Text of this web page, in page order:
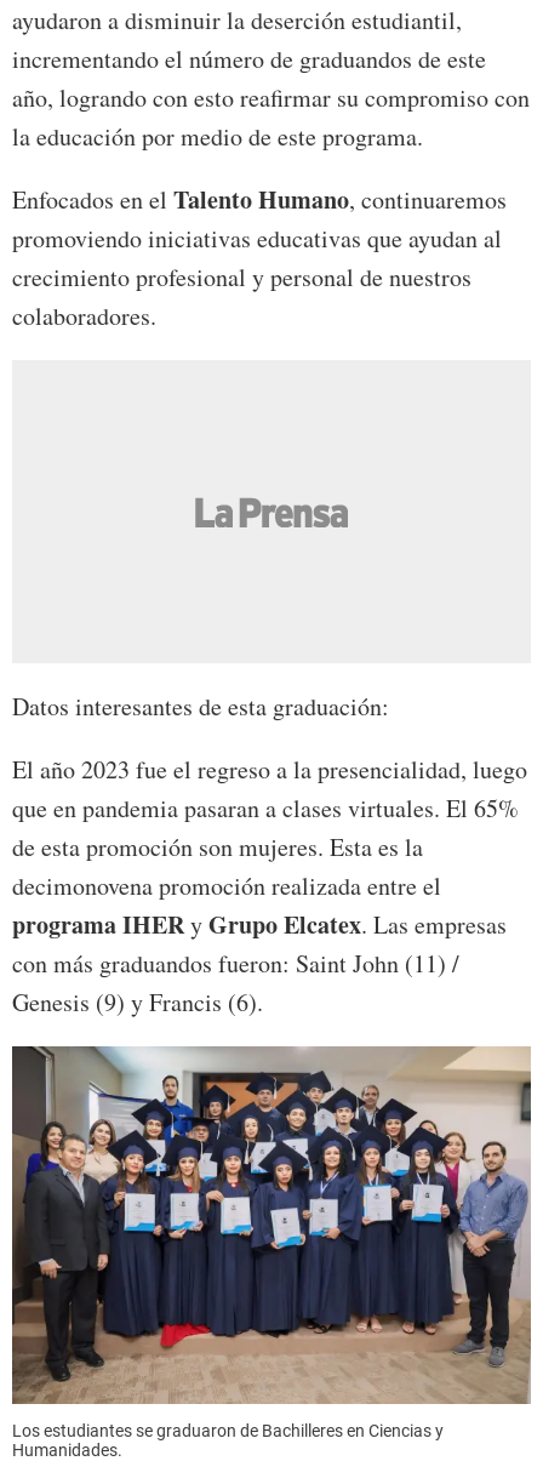
ayudaron a disminuir la deserción estudiantil,
incrementando el número de graduandos de este
año, logrando con esto reafirmar su compromiso con
la educación por medio de este programa.
Enfocados en el Talento Humano, continuaremos
promoviendo iniciativas educativas que ayudan al
crecimiento profesional y personal de nuestros
colaboradores.
Datos interesantes de esta graduación:
El año 2023 fue el regreso a la presencialidad, luego
que en pandemia pasaran a clases virtuales. El 65%
de esta promoción son mujeres. Esta es la
decimonovena promoción realizada entre el
programa IHERyGrupo Elcatex. Las empresas
con más graduandos fueron: Saint John (11) /
Genesis (9) y Francis (6).
Los estudiantes se graduaron de Bachilleres en Ciencias y
Humanidades.